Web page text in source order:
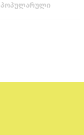
პოპულარული